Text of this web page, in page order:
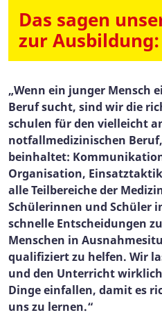
Das sagen
zur Ausbildung:
„Wenn ein junger Mensch
Beruf sucht, sind wir die
schulen für den vielleicht
notfallmedizinischen
beinhaltet:
Organisation,
alle Teilbereiche der
Schülerinnen und Schüler
schnelle Entscheidungen
Menschen in
qualifiziert zu helfen. Wir
und den Unterricht
Dinge einfallen, damit es
uns zu lernen.“